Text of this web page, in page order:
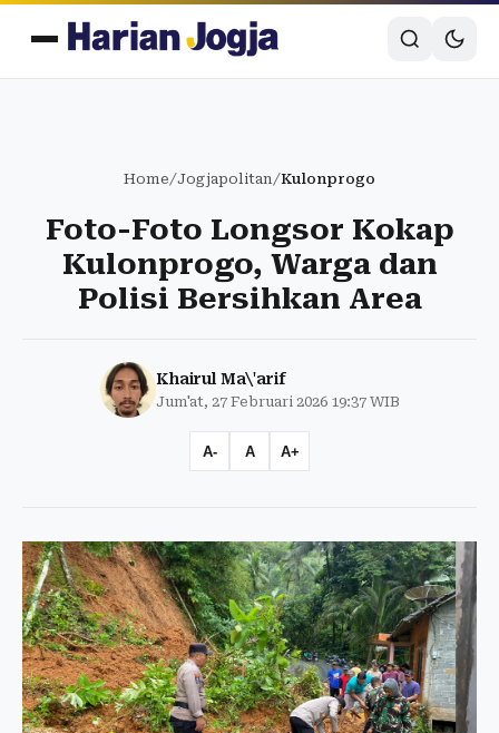
Home/Jogjapolitan/Kulonprogo
Foto-Foto Longsor Kokap
Kulonprogo, Warga dan
Polisi Bersihkan Area
Khairul Ma\'arif
Jum'at, 27 Februari 2026 19:37 WIB
A- A A+